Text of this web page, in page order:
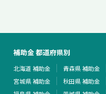
補助金 都道府県別
北海道 補助金 青森県 補助金
宮城県 補助金
秋田県 補助金